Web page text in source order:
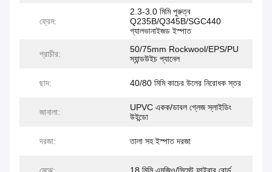
ফ্রেম:
2.3-3.0 মিমি পুরুত্ব
Q235B/Q345B/SGC440
গ্যালভানাইজড ইস্পাত
প্রাচীর:
50/75mm Rockwool/EPS/PU
স্যান্ডউইচ প্যানেল
ছাদ: 40/80 মিমি কাচের উলের নিরোধক স্তর
জানালা:
UPVC একক/ডাবল গ্লেজ স্লাইডিং
উইন্ডো
দরজা: তালা সহ ইস্পাত দরজা